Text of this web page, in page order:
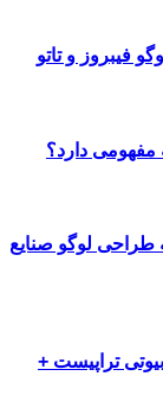
فیبروز و تاتو
مفهومی دارد؟
طراحی لوگو صنایع
تراپیست +